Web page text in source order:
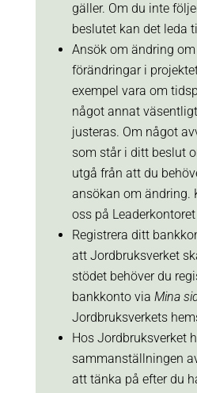
gäller. Om du inte
beslutet kan det leda
Ansök om ändring
förändringar i
exempel vara om
något annat
justeras. Om något
som står i ditt beslut
utgå från att du
ansökan om ändring.
oss på
Registrera ditt
att Jordbruksverket
stödet behöver du
bankkonto via Mina
Jordbruksverkets
Hos Jordbruksverket
sammanställningen
att tänka på efter du